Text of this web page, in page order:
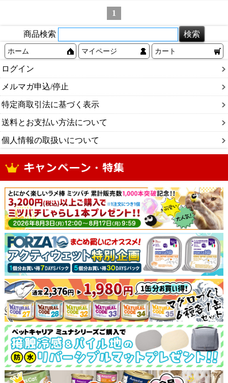
1
商品検索
ホーム マイページ カート
ログイン
メルマガ申込/停止
特定商取引法に基づく表示
送料とお支払い方法について
個人情報の取扱いについて